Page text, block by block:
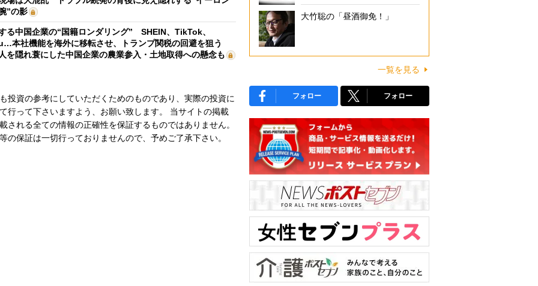
”の影
る中国企業の“国籍ロンダリング” SHEIN、TikTok、
本社機能を海外に移転させ、トランプ関税の回避を狙う
を隠れ蓑にした中国企業の農業参入・土地取得への懸念も
投資の参考にしていただくためのものであり、実際の投資に
行って下さいますよう、お願い致します。 当サイトの掲載
される全ての情報の正確性を保証するものではありません。
の保証は一切行っておりませんので、予めご了承下さい。
大竹聡の「昼酒御免！」
一覧を見る
フォロー フォロー